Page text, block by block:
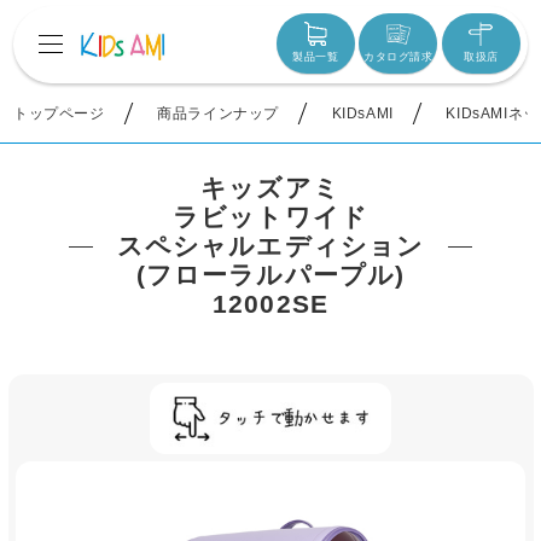
製品一覧 カタログ請求 取扱店
トップページ 商品ラインナップ KIDsAMI KIDsAMIネ
キッズアミ
ラビットワイド
スペシャルエディション
(フローラルパープル)
12002SE